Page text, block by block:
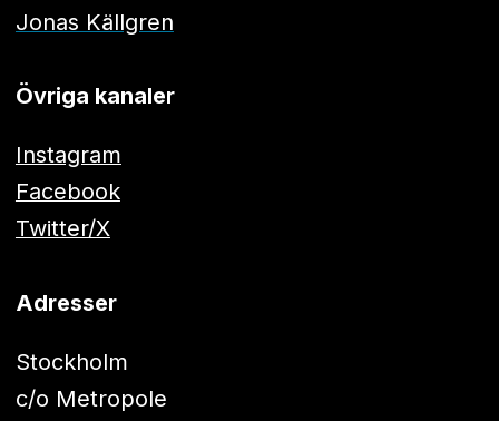
Jonas Källgren
Övriga kanaler
Instagram
Facebook
Twitter/X
Adresser
Stockholm
c/o Metropole